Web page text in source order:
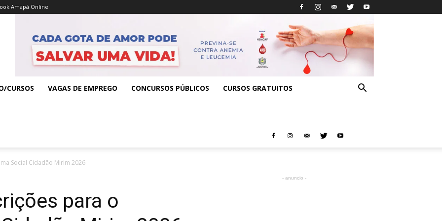
Amapá Online
CURSOS VAGAS DE EMPREGO CONCURSOS PÚBLICOS CURSOS GRATUITOS
Social Cidadão Mirim 2026
para o
- anuncio -